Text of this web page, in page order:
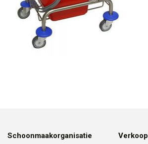
Schoonmaakorganisatie
Verkoop